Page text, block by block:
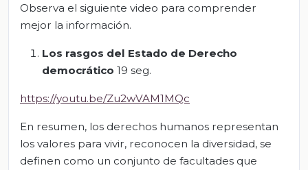
Observa el siguiente video para comprender
mejor la información.
Los rasgos del Estado de Derecho
democrático 19 seg.
https://youtu.be/Zu2wVAM1MQc
En resumen, los derechos humanos representan
los valores para vivir, reconocen la diversidad, se
definen como un conjunto de facultades que